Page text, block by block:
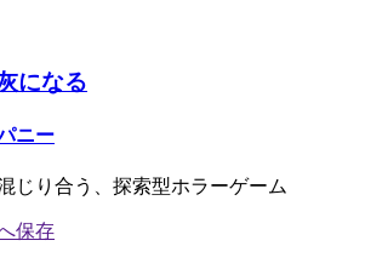
になる
ニー
じり合う、探索型ホラーゲーム